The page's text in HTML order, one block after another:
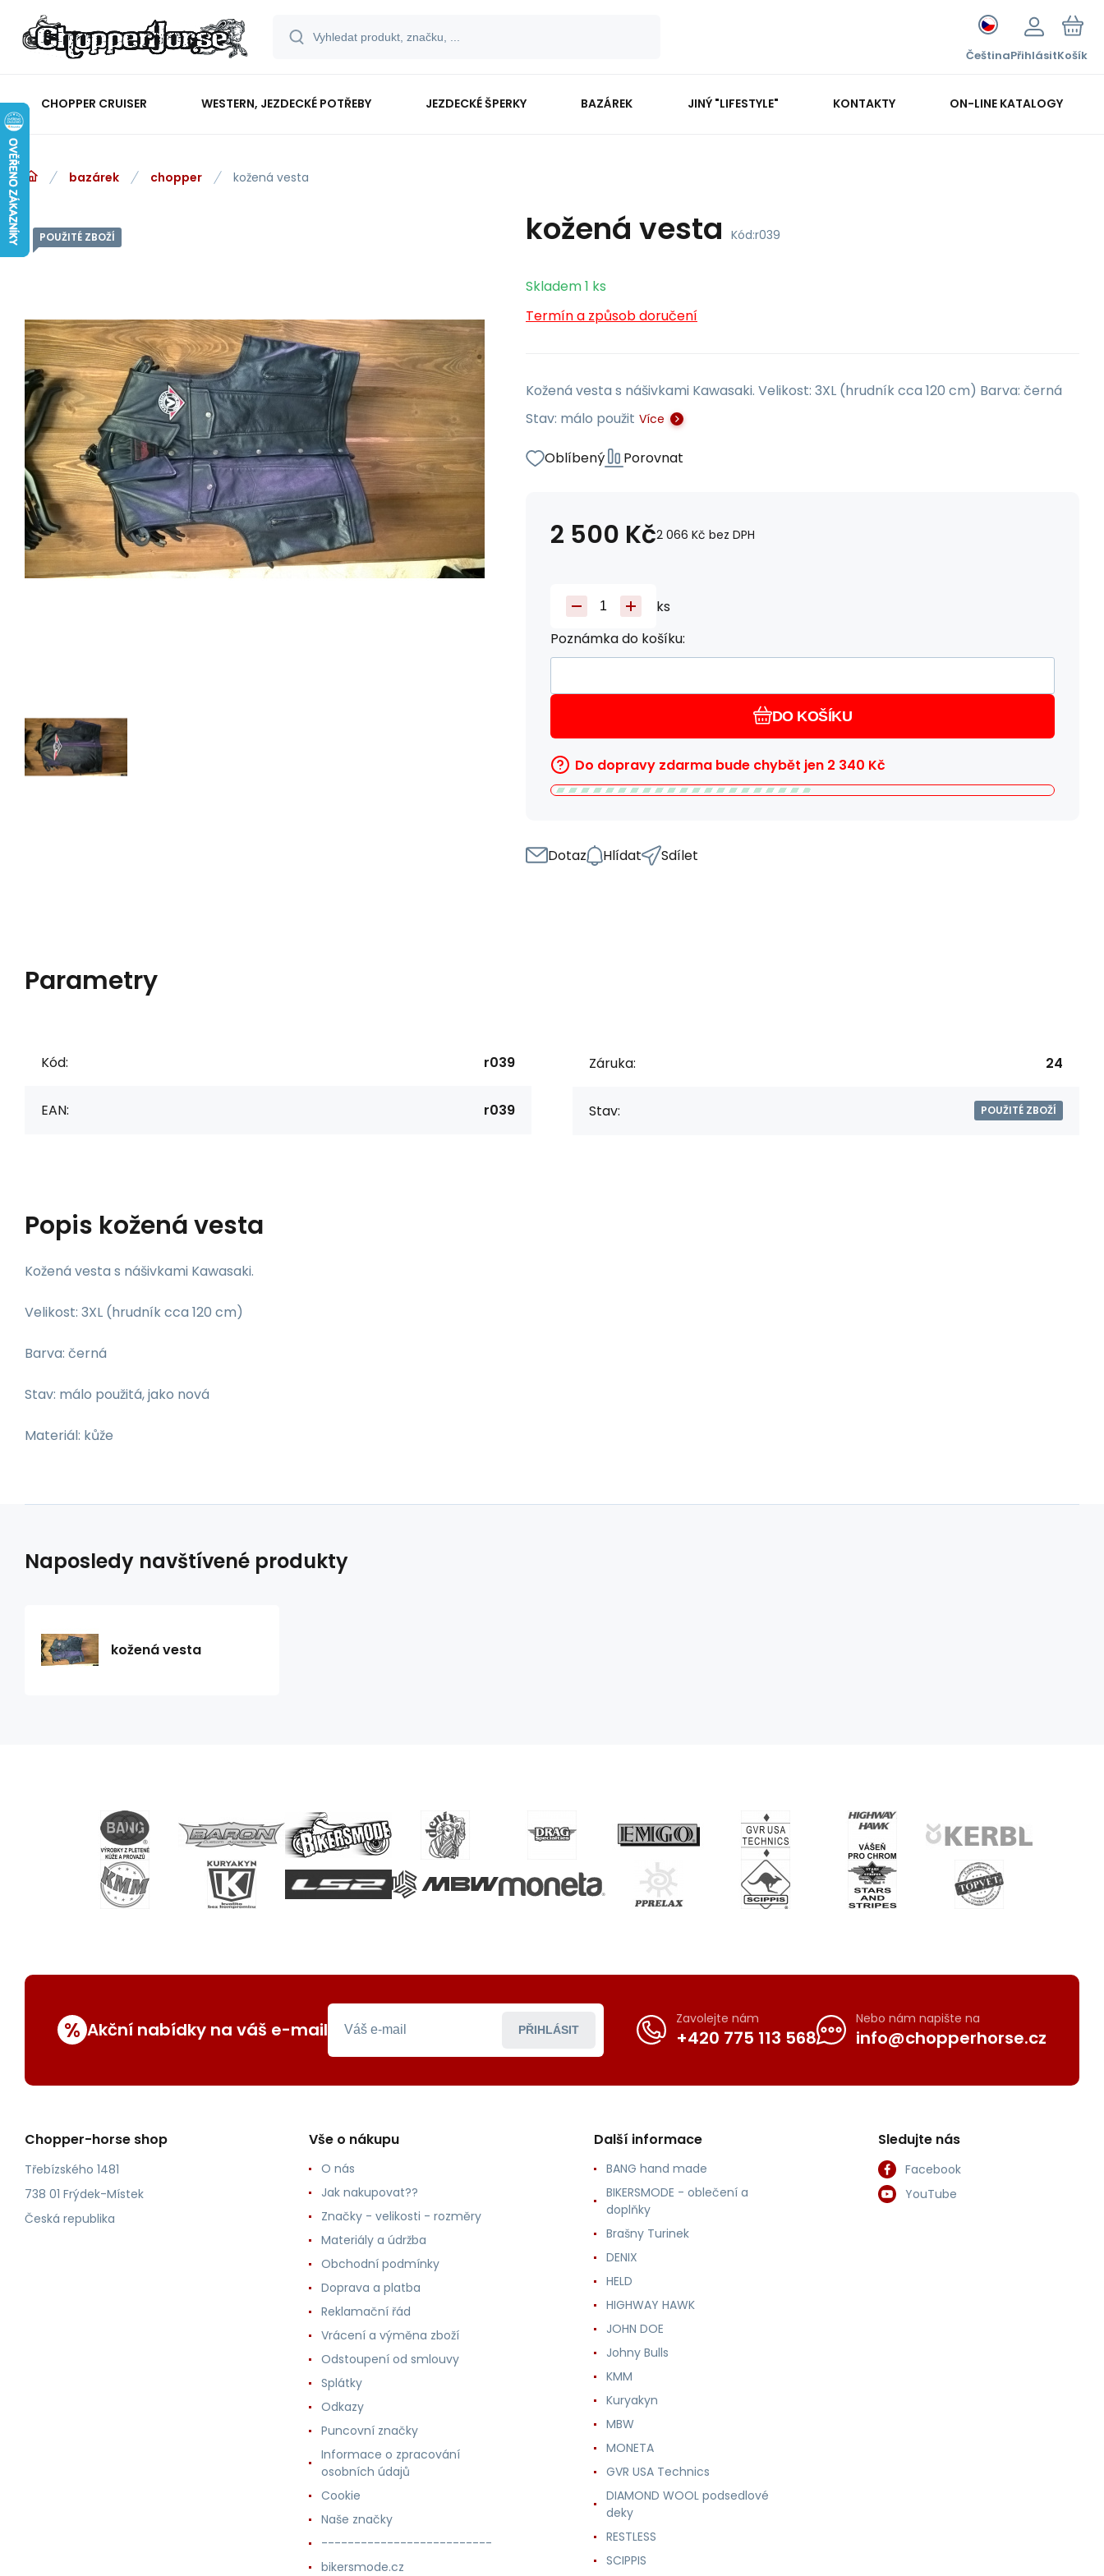
ČeštinaPřihlásitKošík
CHOPPER CRUISER WESTERN, JEZDECKÉ POTŘEBY JEZDECKÉ ŠPERKY BAZÁREK JINÝ "LIFESTYLE" KONTAKTY ON-LINE KATALOGY
bazárek chopper kožená vesta
POUŽITÉ ZBOŽÍ kožená vesta Kód:r039
Skladem1 ks
Termín a způsob doručení
Kožená vesta s nášivkami Kawasaki. Velikost: 3XL (hrudník cca 120 cm) Barva: černá
Stav: málo použit Více
Oblíbený Porovnat
2 500 Kč2 066 Kč bez DPH
ks
Poznámka do košíku:
DO KOŠÍKU
Do dopravy zdarma bude chybět jen 2 340 Kč
Dotaz Hlídat Sdílet
Parametry
Kód: r039
EAN: r039
Záruka: 24
Stav: POUŽITÉ ZBOŽÍ
Popis kožená vesta
Kožená vesta s nášivkami Kawasaki.
Velikost: 3XL (hrudník cca 120 cm)
Barva: černá
Stav: málo použitá, jako nová​
Materiál: kůže
Naposledy navštívené produkty
kožená vesta
% Akční nabídky na váš e-mail PŘIHLÁSIT
Zavolejte nám
+420 775 113 568
Nebo nám napište na
info@chopperhorse.cz
Chopper-horse shop
Třebízského 1481
738 01 Frýdek-Místek
Česká republika
Vše o nákupu
O nás
Jak nakupovat??
Značky - velikosti - rozměry
Materiály a údržba
Obchodní podmínky
Doprava a platba
Reklamační řád
Vrácení a výměna zboží
Odstoupení od smlouvy
Splátky
Odkazy
Puncovní značky
Informace o zpracování
osobních údajů
Cookie
Naše značky
--------------------------
bikersmode.cz
Další informace
BANG hand made
BIKERSMODE - oblečení a
doplňky
Brašny Turinek
DENIX
HELD
HIGHWAY HAWK
JOHN DOE
Johny Bulls
KMM
Kuryakyn
MBW
MONETA
GVR USA Technics
DIAMOND WOOL podsedlové
deky
RESTLESS
SCIPPIS
Sledujte nás
Facebook
YouTube